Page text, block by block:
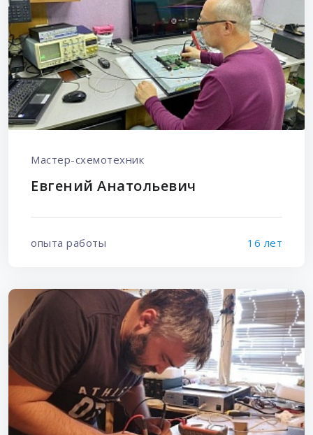
Мастер-схемотехник
Евгений Анатольевич
опыта работы 16 лет